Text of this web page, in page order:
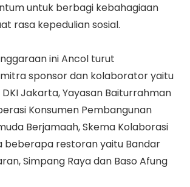
untuk berbagi kebahagiaan
rasa kepedulian sosial.
ini Ancol turut
sponsor dan kolaborator yaitu
DKI Jakarta, Yayasan Baiturrahman
Konsumen Pembangunan
Berjamaah, Skema Kolaborasi
beberapa restoran yaitu Bandar
Simpang Raya dan Baso Afung